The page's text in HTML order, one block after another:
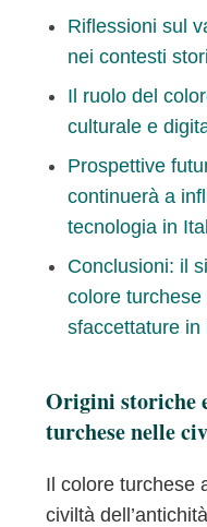
Riflessioni sul
nei contesti
Il ruolo del
culturale e
Prospettive
continuerà a
tecnologia in
Conclusioni: il
colore
sfaccettature in
Origini storiche
turchese nelle
Il colore turchese
civiltà